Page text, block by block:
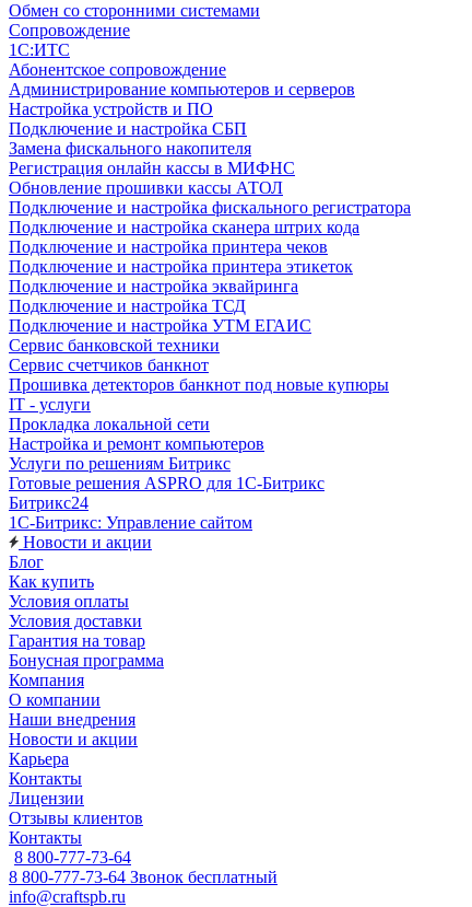
Обмен со сторонними системами
Сопровождение
1C:ИТС
Абонентское сопровождение
Администрирование компьютеров и серверов
Настройка устройств и ПО
Подключение и настройка СБП
Замена фискального накопителя
Регистрация онлайн кассы в МИФНС
Обновление прошивки кассы АТОЛ
Подключение и настройка фискального регистратора
Подключение и настройка сканера штрих кода
Подключение и настройка принтера чеков
Подключение и настройка принтера этикеток
Подключение и настройка эквайринга
Подключение и настройка ТСД
Подключение и настройка УТМ ЕГАИС
Сервис банковской техники
Сервис счетчиков банкнот
Прошивка детекторов банкнот под новые купюры
IT - услуги
Прокладка локальной сети
Настройка и ремонт компьютеров
Услуги по решениям Битрикс
Готовые решения ASPRO для 1С-Битрикс
Битрикс24
1С-Битрикс: Управление сайтом
Новости и акции
Блог
Как купить
Условия оплаты
Условия доставки
Гарантия на товар
Бонусная программа
Компания
О компании
Наши внедрения
Новости и акции
Карьера
Контакты
Лицензии
Отзывы клиентов
Контакты
8 800-777-73-64
8 800-777-73-64 Звонок бесплатный
info@craftspb.ru